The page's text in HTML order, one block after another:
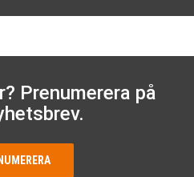
Prenumerera på